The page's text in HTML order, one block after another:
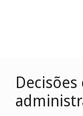
Decisões